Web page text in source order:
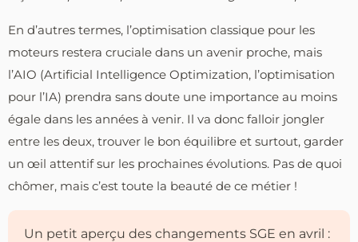
En d’autres termes, l’optimisation classique pour les
moteurs restera cruciale dans un avenir proche, mais
l’AIO (Artificial Intelligence Optimization, l’optimisation
pour l’IA) prendra sans doute une importance au moins
égale dans les années à venir. Il va donc falloir jongler
entre les deux, trouver le bon équilibre et surtout, garder
un œil attentif sur les prochaines évolutions. Pas de quoi
chômer, mais c’est toute la beauté de ce métier !
Un petit aperçu des changements SGE en avril :